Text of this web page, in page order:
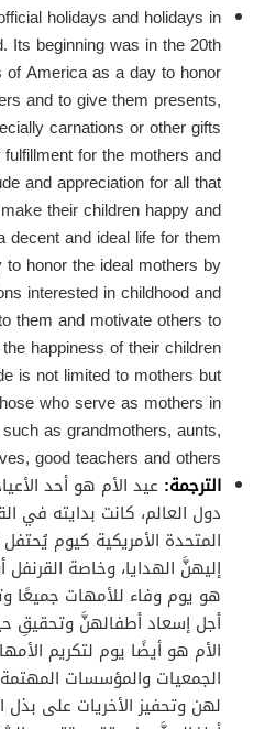
holidays and holidays in
Its beginning was in the 20th
America as a day to honor
and to give them presents,
carnations or other gifts.
for the mothers and
and appreciation for all that
their children happy and
decent and ideal life for them.
honor the ideal mothers by
interested in childhood and
them and motivate others to
happiness of their children.
is not limited to mothers but
who serve as mothers in
as grandmothers, aunts,
good teachers and others.
الترجمة: عيد الأم هو أحد
دول العالم، كانت بدايته في
المتحدة الأمريكية كيوم
إليهنَّ الهدايا، وخاصة القرنفل
هو يوم وفاء للأمهات جميعًا
أجل إسعاد أطفالهنَّ وتحقيقِ
الأم هو أيضًا يوم لتكريم
الجمعيات والمؤسسات
لهن وتحفيز الأخريات على